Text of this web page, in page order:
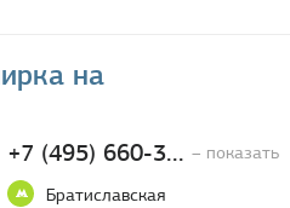
на
+7 (495) 660-3... – показать
Братиславская